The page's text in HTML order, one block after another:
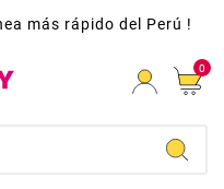
más rápido del Perú !
0